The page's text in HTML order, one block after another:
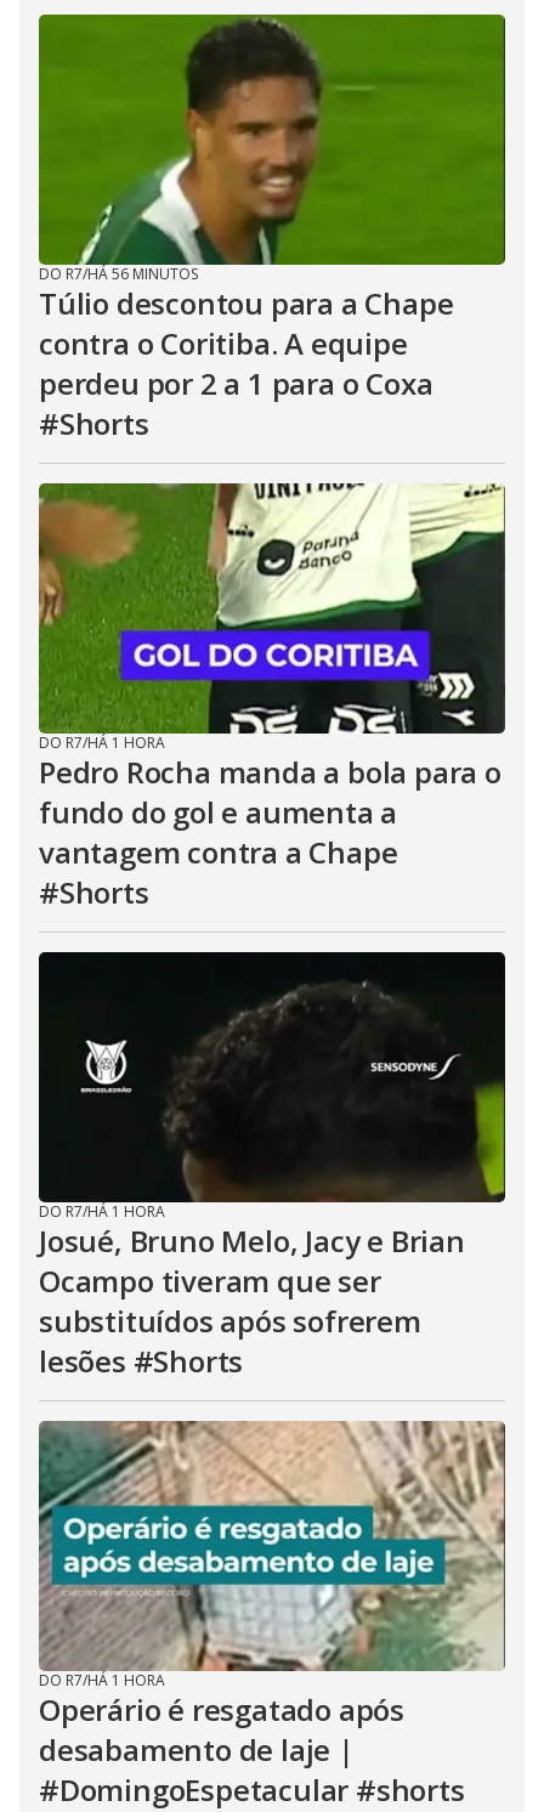
DO R7/HÁ 56 MINUTOS
Túlio descontou para a Chape
contra o Coritiba. A equipe
perdeu por 2 a 1 para o Coxa
#Shorts
DO R7/HÁ 1 HORA
Pedro Rocha manda a bola para o
fundo do gol e aumenta a
vantagem contra a Chape
#Shorts
DO R7/HÁ 1 HORA
Josué, Bruno Melo, Jacy e Brian
Ocampo tiveram que ser
substituídos após sofrerem
lesões #Shorts
DO R7/HÁ 1 HORA
Operário é resgatado após
desabamento de laje |
#DomingoEspetacular #shorts